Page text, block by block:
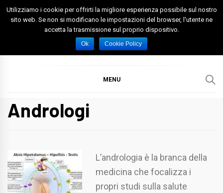
Skip
Spazio Foggia
Foggia News Calcio Eventi e Attività nella Capitanata
MENU
Andrologi
L’andrologia è la branca della
medicina che focalizza i
propri studi sulla salute
Utilizziamo i cookie per offrirti la migliore esperienza possibile sul nostro
sito web. Se non si modificano le impostazioni del browser, l'utente ne
accetta la trasmissione sul proprio dispositivo.
Ok Cookie Policy